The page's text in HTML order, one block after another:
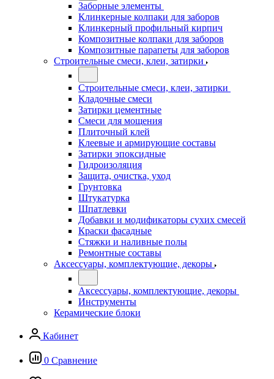
Заборные элементы
Клинкерные колпаки для заборов
Клинкерный профильный кирпич
Композитные колпаки для заборов
Композитные парапеты для заборов
Строительные смеси, клеи, затирки
Строительные смеси, клеи, затирки
Кладочные смеси
Затирки цементные
Смеси для мощения
Плиточный клей
Клеевые и армирующие составы
Затирки эпоксидные
Гидроизоляция
Защита, очистка, уход
Грунтовка
Штукатурка
Шпатлевки
Добавки и модификаторы сухих смесей
Краски фасадные
Стяжки и наливные полы
Ремонтные составы
Аксессуары, комплектующие, декоры
Аксессуары, комплектующие, декоры
Инструменты
Керамические блоки
Кабинет
0 Сравнение